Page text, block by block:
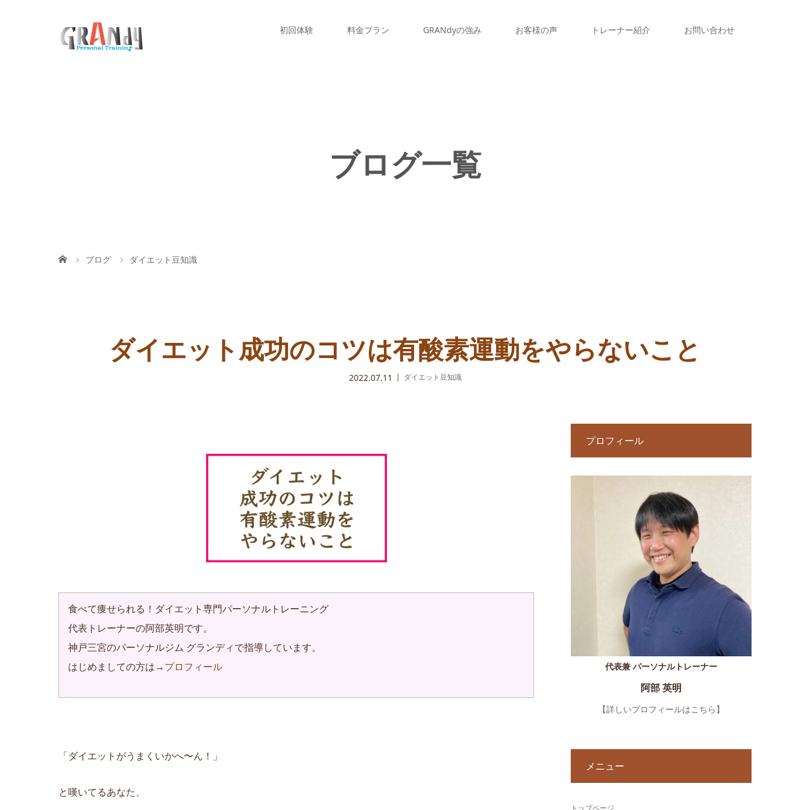
初回体験 料金プラン GRANdyの強み お客様の声 トレーナー紹介 お問い合わせ
ブログ一覧
ブログ ダイエット豆知識
ダイエット成功のコツは有酸素運動をやらないこと
2022.07.11 ダイエット豆知識
食べて痩せられる！ダイエット専門パーソナルトレーニング
代表トレーナーの阿部英明です。
神戸三宮のパーソナルジム グランディで指導しています。
はじめましての方は→プロフィール
「ダイエットがうまくいかへ〜ん！」
と嘆いてるあなた、
プロフィール
代表兼 パーソナルトレーナー
阿部 英明
【詳しいプロフィールはこちら】
メニュー
トップページ